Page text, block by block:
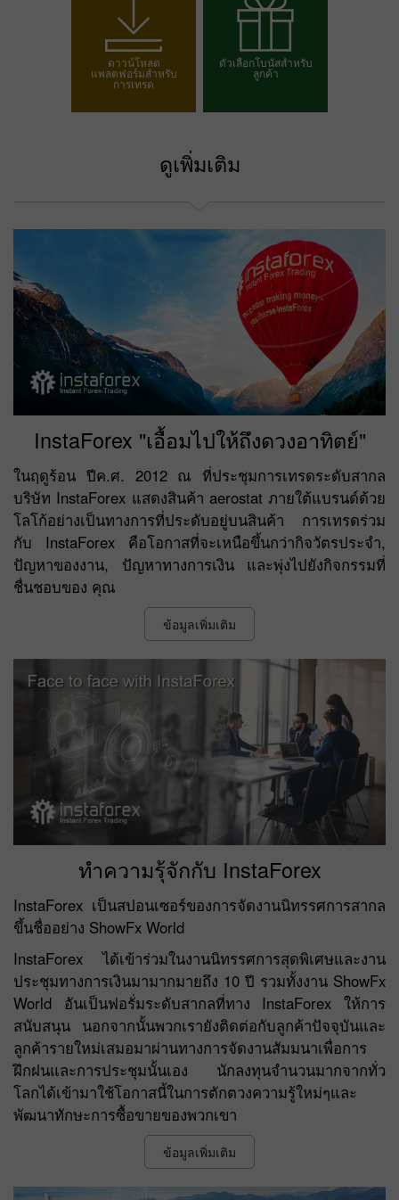
เปิดบัญชีเดโม
ดาวน์โหลด
แพลตฟอร์มสำหรับ
การเทรด
ตัวเลือกโบนัสสำหรับ
ลูกค้า
ดูเพิ่มเติม
InstaForex "เอื้อมไปให้ถึงดวงอาทิตย์"
ในฤดูร้อน ปีค.ศ. 2012 ณ ที่ประชุมการเทรดระดับสากล
บริษัท InstaForex แสดงสินค้า aerostat ภายใต้แบรนด์ด้วย
โลโก้อย่างเป็นทางการที่ประดับอยู่บนสินค้า การเทรดร่วม
กับ InstaForex คือโอกาสที่จะเหนือขึ้นกว่ากิจวัตรประจำ,
ปัญหาของงาน, ปัญหาทางการเงิน และพุ่งไปยังกิจกรรมที่
ชื่นชอบของ คุณ
ข้อมูลเพิ่มเติม
ทำความรุ้จักกับ InstaForex
InstaForex เป็นสปอนเซอร์ของการจัดงานนิทรรศการสากล
ขึ้นชื่ออย่าง ShowFx World
InstaForex ได้เข้าร่วมในงานนิทรรศการสุดพิเศษและงาน
ประชุมทางการเงินมามากมายถึง 10 ปี รวมทั้งงาน ShowFx
World อันเป็นฟอรั่มระดับสากลที่ทาง InstaForex ให้การ
สนับสนุน นอกจากนั้นพวกเรายังติดต่อกับลูกค้าปัจจุบันและ
ลูกค้ารายใหม่เสมอมาผ่านทางการจัดงานสัมมนาเพื่อการ
ฝึกฝนและการประชุมนั้นเอง นักลงทุนจำนวนมากจากทั่ว
โลกได้เข้ามาใช้โอกาสนี้ในการตักตวงความรู้ใหม่ๆและ
พัฒนาทักษะการซื้อขายของพวกเขา
ข้อมูลเพิ่มเติม